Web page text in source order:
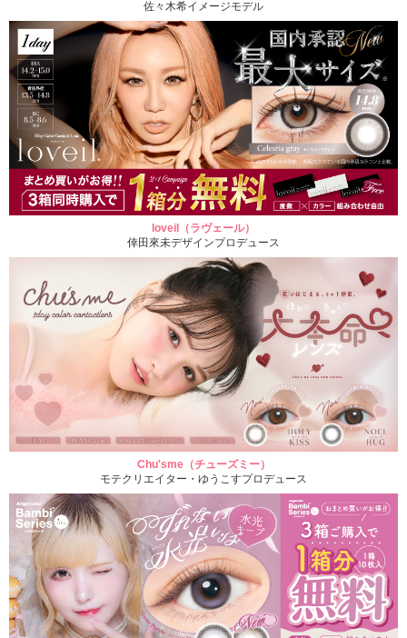
佐々木希イメージモデル
loveil（ラヴェール）
倖田來未デザインプロデュース
Chu'sme（チューズミー）
モテクリエイター・ゆうこすプロデュース